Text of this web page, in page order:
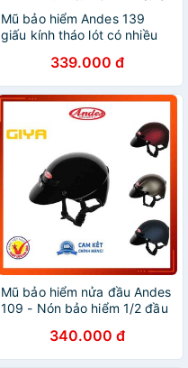
Mũ bảo hiểm Andes 139
giấu kính tháo lót có nhiều
339.000 đ
Mũ bảo hiểm nửa đầu Andes
109 - Nón bảo hiểm 1/2 đầu
Lót tháo vệ sinh dễ dàng
340.000 đ